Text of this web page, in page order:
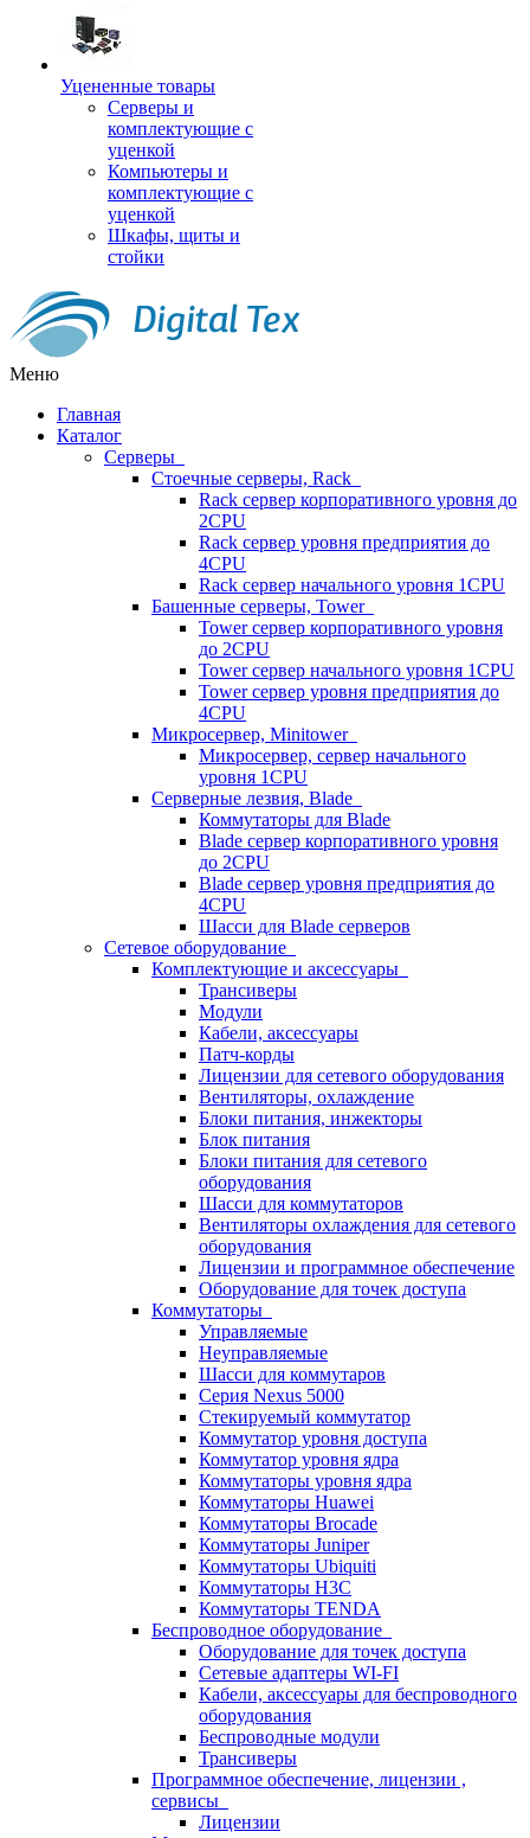
Уцененные товары
Серверы и
комплектующие с
уценкой
Компьютеры и
комплектующие с
уценкой
Шкафы, щиты и
стойки
Меню
Главная
Каталог
Серверы
Стоечные серверы, Rack
Rack сервер корпоративного уровня до
2CPU
Rack сервер уровня предприятия до
4CPU
Rack сервер начального уровня 1CPU
Башенные серверы, Tower
Tower сервер корпоративного уровня
до 2CPU
Tower сервер начального уровня 1CPU
Tower сервер уровня предприятия до
4CPU
Микросервер, Minitower
Микросервер, сервер начального
уровня 1CPU
Серверные лезвия, Blade
Коммутаторы для Blade
Blade сервер корпоративного уровня
до 2CPU
Blade сервер уровня предприятия до
4CPU
Шасси для Blade серверов
Сетевое оборудование
Комплектующие и аксессуары
Трансиверы
Модули
Кабели, аксессуары
Патч-корды
Лицензии для сетевого оборудования
Вентиляторы, охлаждение
Блоки питания, инжекторы
Блок питания
Блоки питания для сетевого
оборудования
Шасси для коммутаторов
Вентиляторы охлаждения для сетевого
оборудования
Лицензии и программное обеспечение
Оборудование для точек доступа
Коммутаторы
Управляемые
Неуправляемые
Шасси для коммутаров
Серия Nexus 5000
Стекируемый коммутатор
Коммутатор уровня доступа
Коммутатор уровня ядра
Коммутаторы уровня ядра
Коммутаторы Huawei
Коммутаторы Brocade
Коммутаторы Juniper
Коммутаторы Ubiquiti
Коммутаторы H3C
Коммутаторы TENDA
Беспроводное оборудование
Оборудование для точек доступа
Сетевые адаптеры WI-FI
Кабели, аксессуары для беспроводного
оборудования
Беспроводные модули
Трансиверы
Программное обеспечение, лицензии ,
сервисы
Лицензии